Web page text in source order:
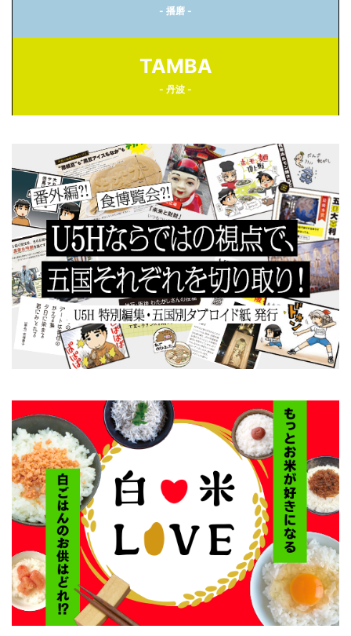
- 播磨 -
TAMBA
- 丹波 -